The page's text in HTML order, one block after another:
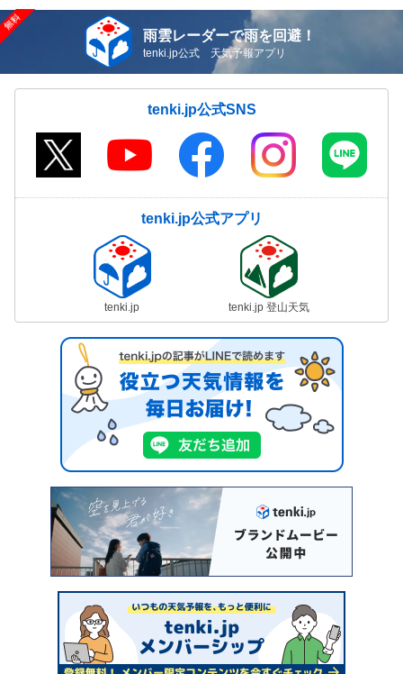
雨雲レーダーで雨を回避！
tenki.jp公式 天気予報アプリ
tenki.jp公式SNS
tenki.jp公式アプリ
tenki.jp tenki.jp 登山天気